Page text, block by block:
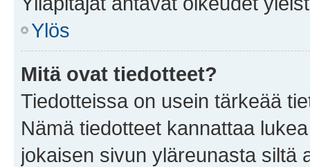
Ylös
Mitä ovat tiedotteet?
Tiedotteissa on usein tärkeää
Nämä tiedotteet kannattaa
jokaisen sivun yläreunasta siltä